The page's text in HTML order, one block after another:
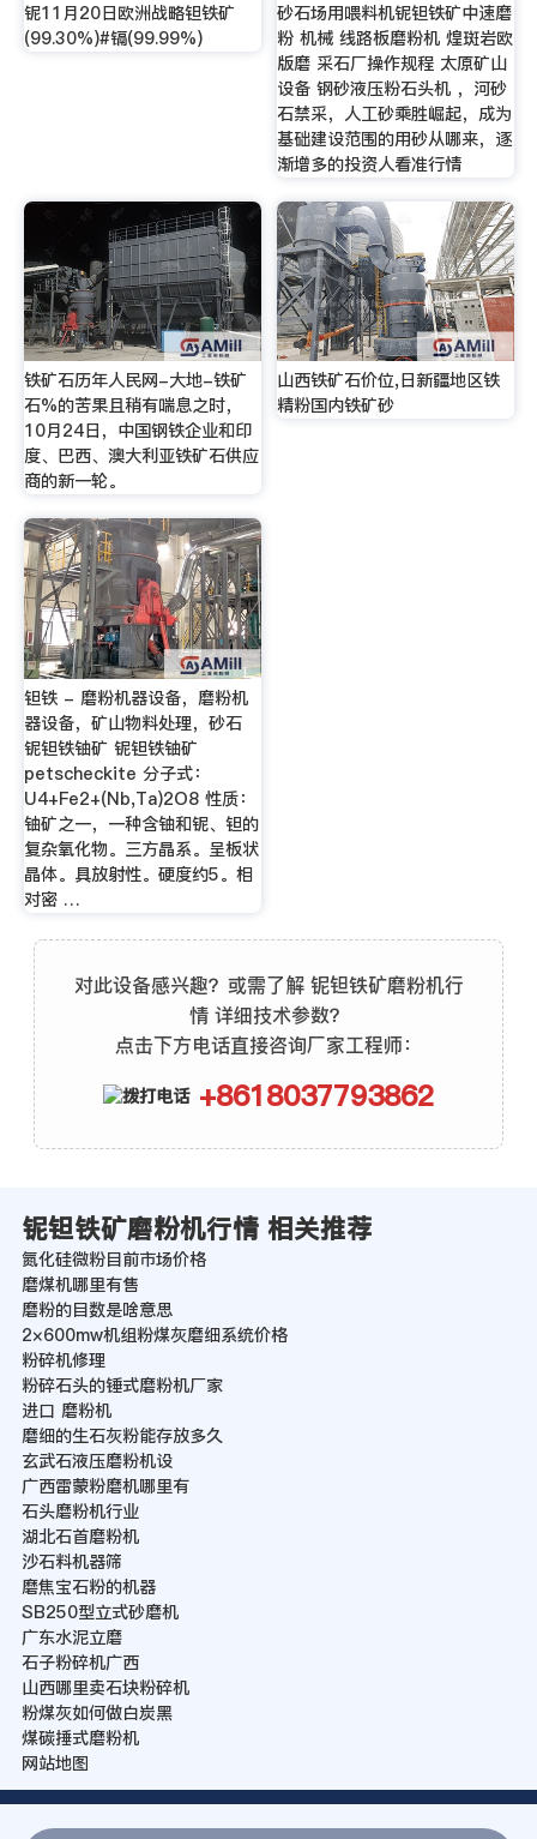
铌11月20日欧洲战略钽铁矿
(99.30%)#镉(99.99%)
砂石场用喂料机铌钽铁矿中速磨
粉 机械 线路板磨粉机 煌斑岩欧
版磨 采石厂操作规程 太原矿山
设备 钢砂液压粉石头机 ，河砂
石禁采，人工砂乘胜崛起，成为
基础建设范围的用砂从哪来，逐
渐增多的投资人看准行情
铁矿石历年人民网-大地-铁矿
石%的苦果且稍有喘息之时，
10月24日，中国钢铁企业和印
度、巴西、澳大利亚铁矿石供应
商的新一轮。
山西铁矿石价位,日新疆地区铁
精粉国内铁矿砂
钽铁 - 磨粉机器设备，磨粉机
器设备，矿山物料处理，砂石
铌钽铁铀矿 铌钽铁铀矿
petscheckite 分子式：
U4+Fe2+(Nb,Ta)2O8 性质：
铀矿之一，一种含铀和铌、钽的
复杂氧化物。三方晶系。呈板状
晶体。具放射性。硬度约5。相
对密 …
对此设备感兴趣？或需了解 铌钽铁矿磨粉机行
情 详细技术参数？
点击下方电话直接咨询厂家工程师：
+8618037793862
铌钽铁矿磨粉机行情 相关推荐
氮化硅微粉目前市场价格
磨煤机哪里有售
磨粉的目数是啥意思
2×600mw机组粉煤灰磨细系统价格
粉碎机修理
粉碎石头的锤式磨粉机厂家
进口 磨粉机
磨细的生石灰粉能存放多久
玄武石液压磨粉机设
广西雷蒙粉磨机哪里有
石头磨粉机行业
湖北石首磨粉机
沙石料机器筛
磨焦宝石粉的机器
SB250型立式砂磨机
广东水泥立磨
石子粉碎机广西
山西哪里卖石块粉碎机
粉煤灰如何做白炭黑
煤碳捶式磨粉机
网站地图